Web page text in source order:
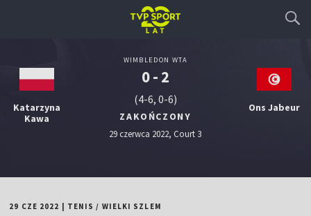
Katarzyna
Kawa
WIMBLEDON WTA
0 - 2
(4-6, 0-6)
ZAKOŃCZONY
29 czerwca 2022, Court 3
Ons Jabeur
29 CZE 2022 TENIS / WIELKI SZLEM